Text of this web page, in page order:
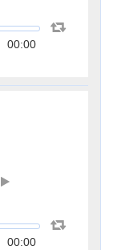
00:00
00:00